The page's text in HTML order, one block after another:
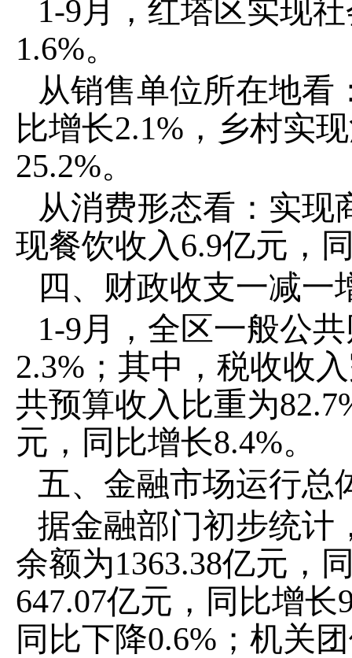
1-9月，红塔区实现
1.6%。
从销售单位所在地看
比增长2.1% ，乡村实
25.2%。
从消费形态看：实现
现餐饮收入6.9亿元，
四、财政收支一减一
1-9月， 全区一般公
2.3% ；其中，税收收
共预算收入比重为
元，同比增长8.4%。
五、 金融市场运行总
据金融部门初步统计
余额为1363.38亿元，
647.07亿元，同比增长
同比下降0.6% ；机关